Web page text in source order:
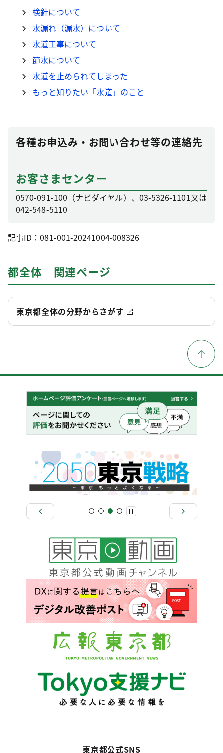
検針について
水漏れ（漏水）について
水道工事について
節水について
水道を止められてしまった
もっと知りたい「水道」のこと
各種お申込み・お問い合わせ等の連絡先
お客さまセンター
0570-091-100（ナビダイヤル）、03-5326-1101又は
042-548-5110
記事ID：081-001-20241004-008326
都全体 関連ページ
東京都全体の分野からさがす
東京都公式SNS